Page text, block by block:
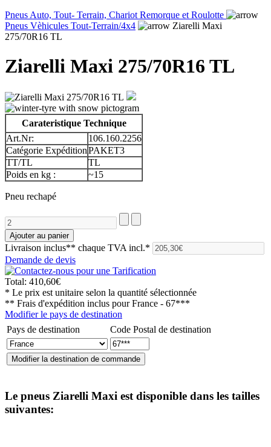
Pneus Auto, Tout- Terrain, Chariot Remorque et Roulotte
Pneus Vèhicules Tout-Terrain/4x4
Ziarelli Maxi
275/70R16 TL
Ziarelli Maxi 275/70R16 TL
Carateristique Technique
Art.Nr:
106.160.2256
Catégorie ExpéditionPAKET3
TT/TL
TL
Poids en kg :
~15
Pneu rechapé
Livraison inclus** chaque TVA incl.*
Demande de devis
Total: 410,60€
* Le prix est unitaire selon la quantité sélectionnée
** Frais d'expédition inclus pourFrance - 67***
Modifier le pays de destination
Pays de destination
Code Postal de destination
Le pneus Ziarelli Maxi est disponible dans les tailles
suivantes: